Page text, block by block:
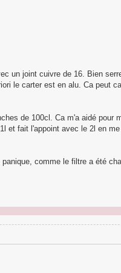
un joint cuivre de 16. Bien
le carter est en alu. Ca peut
de 100cl. Ca m'a aidé pour
et fait l'appoint avec le 2l en me
comme le filtre a été